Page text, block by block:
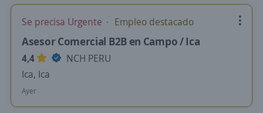
Se precisa Urgente Empleo destacado
Asesor Comercial B2B en Campo / Ica
4,4
NCH PERU
Ica, Ica
Ayer